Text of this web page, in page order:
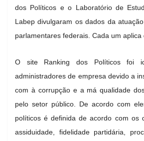
dos Políticos e o Laboratório de
Labep divulgaram os dados da
parlamentares federais. Cada um aplica
O site Ranking dos Políticos foi
administradores de empresa devido a
com à corrupção e a má qualidade
pelo setor público. De acordo com
políticos é definida de acordo com os
assiduidade, fidelidade partidária,